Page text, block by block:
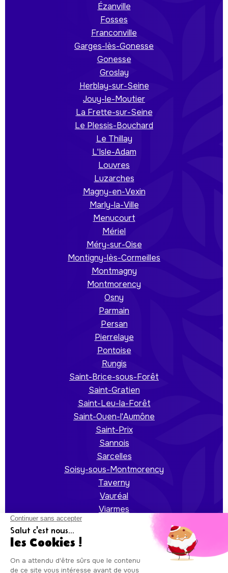
Ézanville
Fosses
Franconville
Garges-lès-Gonesse
Gonesse
Groslay
Herblay-sur-Seine
Jouy-le-Moutier
La Frette-sur-Seine
Le Plessis-Bouchard
Le Thillay
L'Isle-Adam
Louvres
Luzarches
Magny-en-Vexin
Marly-la-Ville
Menucourt
Mériel
Méry-sur-Oise
Montigny-lès-Cormeilles
Montmagny
Montmorency
Osny
Parmain
Persan
Pierrelaye
Pontoise
Rungis
Saint-Brice-sous-Forêt
Saint-Gratien
Saint-Leu-la-Forêt
Saint-Ouen-l'Aumône
Saint-Prix
Sannois
Sarcelles
Soisy-sous-Montmorency
Taverny
Vauréal
Viarmes